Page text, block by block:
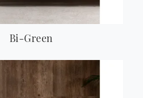
Bi-Green